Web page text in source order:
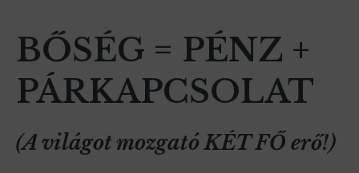
BŐSÉG = PÉNZ +
PÁRKAPCSOLAT
(A világot mozgató KÉT FŐ erő!)